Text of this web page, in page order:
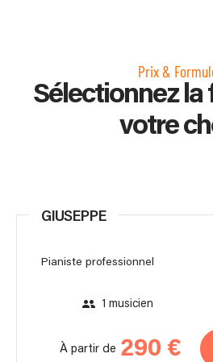
Prix &
Sélectionnez la
votre
GIUSEPPE
Pianiste professionnel
1 musicien
À partir de 290 €